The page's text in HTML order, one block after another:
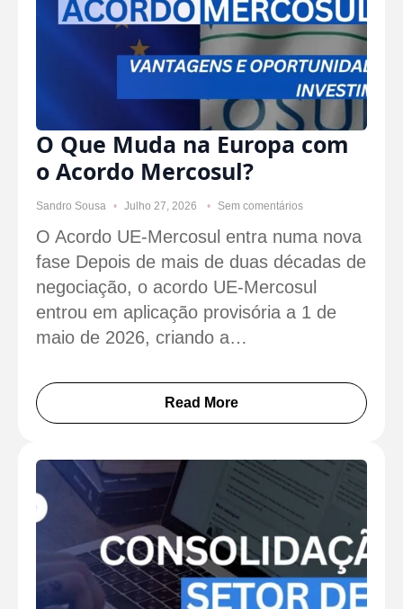
O Que Muda na Europa com
o Acordo Mercosul?
Sandro Sousa Julho 27, 2026 Sem comentários
O Acordo UE-Mercosul entra numa nova
fase Depois de mais de duas décadas de
negociação, o acordo UE-Mercosul
entrou em aplicação provisória a 1 de
maio de 2026, criando a…
Read More